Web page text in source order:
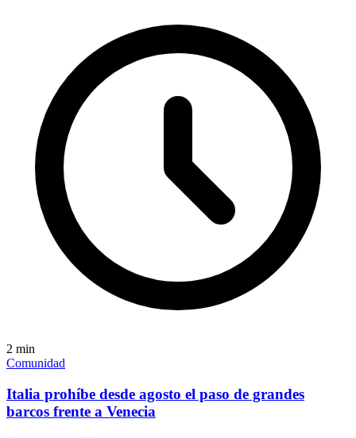
2 min
Comunidad
Italia prohíbe desde agosto el paso de grandes
barcos frente a Venecia